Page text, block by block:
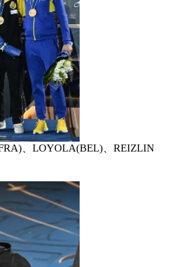
、LOYOLA(BEL)、REIZLIN